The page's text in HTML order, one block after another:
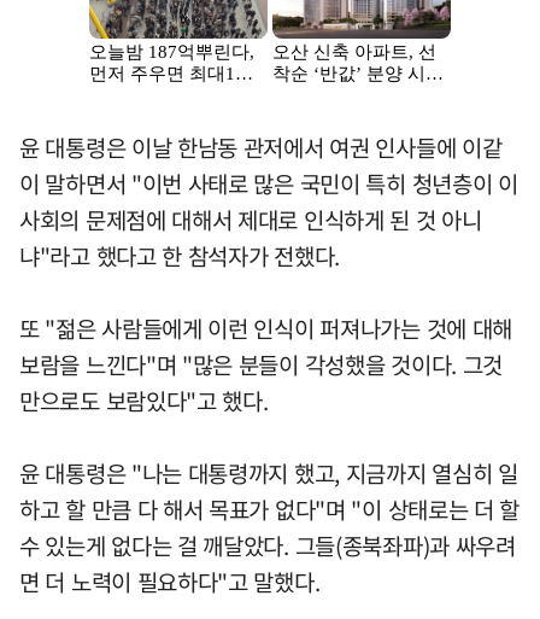
윤 대통령은 이날 한남동 관저에서 여권 인사들에 이같
이 말하면서 "이번 사태로 많은 국민이 특히 청년층이 이
사회의 문제점에 대해서 제대로 인식하게 된 것 아니
냐"라고 했다고 한 참석자가 전했다.
또 "젊은 사람들에게 이런 인식이 퍼져나가는 것에 대해
보람을 느낀다"며 "많은 분들이 각성했을 것이다. 그것
만으로도 보람있다"고 했다.
윤 대통령은 "나는 대통령까지 했고, 지금까지 열심히 일
하고 할 만큼 다 해서 목표가 없다"며 "이 상태로는 더 할
수 있는게 없다는 걸 깨달았다. 그들(종북좌파)과 싸우려
면 더 노력이 필요하다"고 말했다.